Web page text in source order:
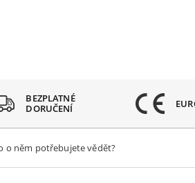
BEZPLATNÉ
DORUČENÍ
o něm potřebujete vědět?